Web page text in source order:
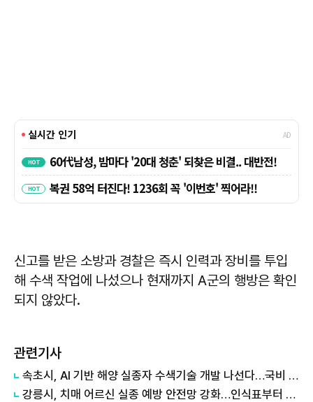
신고를 받은 소방과 경찰은 즉시 인력과 장비를 투입
해 수색 작업에 나섰으나 현재까지 A군의 행방은 확인
되지 않았다.
관련기사
속초시, AI 기반 해양 실종자 수색기술 개발 나선다…국비 5억8천만원 확보
강릉시, 치매 어르신 실종 예방 안전망 강화…인식표부터 GPS 배회감지기까지 맞춤형 지원 확대